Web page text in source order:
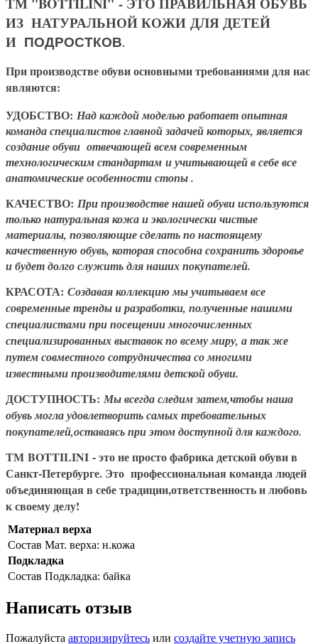
ИЗ НАТУРАЛЬНОЙ КОЖИ ДЛЯ ДЕТЕЙ
И ПОДРОСТКОВ.
При производстве обуви основными требованиями для нас
являются:
УДОБСТВО: Над каждой моделью работает опытная
команда специалистов главной задачей которых, является
создание обуви отвечающей всем современным
технологическим стандартам и учитывающей в себе все
анатомические особенности стопы .
КАЧЕСТВО: При производстве нашей обуви используются
только натуральная кожа и экологически чистые
материалы, позволяющие сделать по настоящему
качественную обувь, которая способна сохранить здоровье
и будет долго служить для наших покупателей.
КРАСОТА: Создавая коллекцию мы учитываем все
современные тренды и разработки, полученные нашими
специалистами при посещении многочисленных
специализированных выставок по всему миру, а так же
путем совместного сотрудничества со многими
известными производителями детской обуви.
ДОСТУПНОСТЬ: Мы всегда следим затем,чтобы наша
обувь могла удовлетворить самых требовательных
покупателей,оставаясь при этом доступной для каждого.
ТМ BOTTILINI - это не просто фабрика детской обуви в
Санкт-Петербурге. Это профессиональная команда людей
объединяющая в себе традиции,ответственность и любовь
к своему делу!
Материал верха
Состав Мат. верха: н.кожа
Подкладка
Состав Подкладка: байка
Написать отзыв
Пожалуйста авторизируйтесь или создайте учетную запись